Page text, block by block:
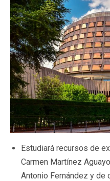
Estudiará recursos de
Carmen Martínez
Antonio Fernández y de